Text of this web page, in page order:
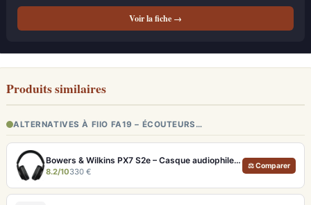
Voir la fiche →
Produits similaires
ALTERNATIVES À FIIO FA19 – ÉCOUTEURS…
Bowers & Wilkins PX7 S2e – Casque audiophile sans fil ANC 30h
8.2/10330 €
⚖ Comparer